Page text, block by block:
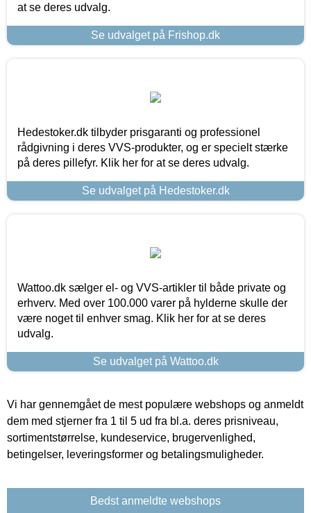
at se deres udvalg.
Se udvalget på Frishop.dk
Hedestoker.dk tilbyder prisgaranti og professionel
rådgivning i deres VVS-produkter, og er specielt stærke
på deres pillefyr. Klik her for at se deres udvalg.
Se udvalget på Hedestoker.dk
Wattoo.dk sælger el- og VVS-artikler til både private og
erhverv. Med over 100.000 varer på hylderne skulle der
være noget til enhver smag. Klik her for at se deres
udvalg.
Se udvalget på Wattoo.dk
Vi har gennemgået de mest populære webshops og anmeldt
dem med stjerner fra 1 til 5 ud fra bl.a. deres prisniveau,
sortimentstørrelse, kundeservice, brugervenlighed,
betingelser, leveringsformer og betalingsmuligheder.
Bedst anmeldte webshops